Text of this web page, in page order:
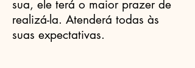
sua, ele terá o maior prazer de
realizá-la. Atenderá todas às
suas expectativas.